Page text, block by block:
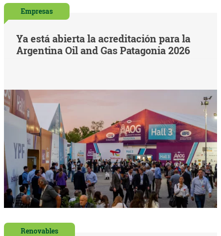
Empresas
Ya está abierta la acreditación para la
Argentina Oil and Gas Patagonia 2026
Renovables